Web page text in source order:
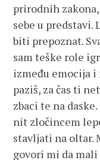
prirodnih
sebe u predstavi.
biti prepoznat.
sam teške role
između emocija i
paziš, za čas ti
zbaci te na
nit zločincem
stavljati na oltar.
govori mi da